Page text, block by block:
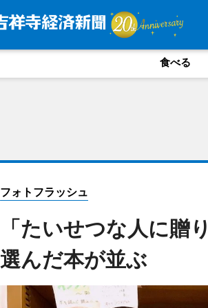
食べる
フォトフラッシュ
「たいせつな人に贈
選んだ本が並ぶ